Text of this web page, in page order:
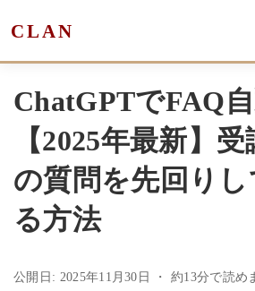
CLAN
ChatGPTでFAQ
【2025年最新】
の質問を先回り
る方法
公開日: 2025年11月30日 ・ 約13分で読め